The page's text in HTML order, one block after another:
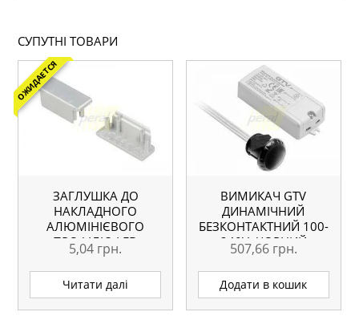
СУПУТНІ ТОВАРИ
ОЖИДАЕТСЯ
ЗАГЛУШКА ДО
НАКЛАДНОГО
АЛЮМІНІЄВОГО
ПРОФІЛЮ LED
5,04 грн.
Читати далі
ВИМИКАЧ GTV
ДИНАМІЧНИЙ
БЕЗКОНТАКТНИЙ 100-
240V, ЧОРНИЙ
507,66 грн.
Додати в кошик